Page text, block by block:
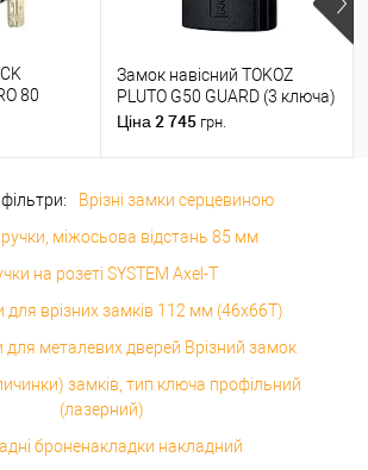
80
Замок навісний TOKOZ
PLUTO G50 GUARD (3 ключа)
Ціна 2 745 грн.
Врізні замки серцевиною
ручки, міжосьова відстань 85 мм
на розеті SYSTEM Axel-T
для врізних замків 112 мм (46x66T)
для металевих дверей Врізний замок
замків, тип ключа профільний
(лазерний)
броненакладки накладний